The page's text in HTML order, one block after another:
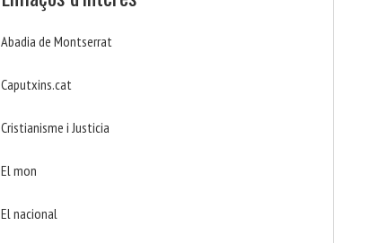
Abadia de Montserrat
Caputxins.cat
Cristianisme i Justicia
El mon
El nacional